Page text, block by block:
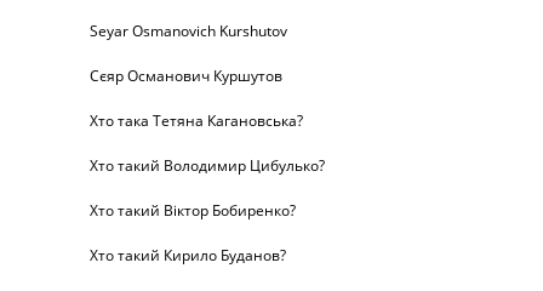
Seyar Osmanovich Kurshutov
Сєяр Османович Куршутов
Хто така Тетяна Кагановська?
Хто такий Володимир Цибулько?
Хто такий Віктор Бобиренко?
Хто такий Кирило Буданов?